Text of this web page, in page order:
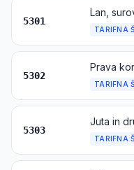
5301
TARIFNA
5302
TARIFNA
5303
TARIFNA